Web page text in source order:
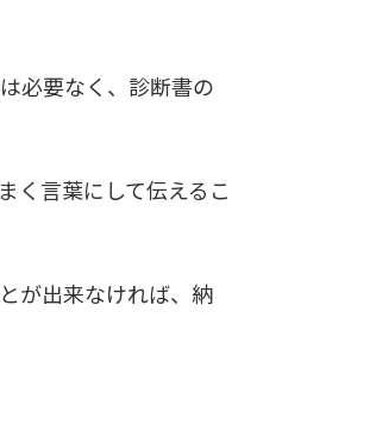
必要なく、診断書の
く言葉にして伝えるこ
が出来なければ、納